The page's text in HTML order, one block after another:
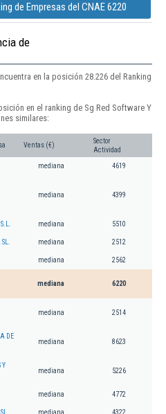
de Empresas del CNAE 6220
de
en la posición 28.226 del Ranking
en el ranking de Sg Red Software Y
similares:
Ventas (€)
Sector
Actividad
mediana 4619
mediana 4399
mediana 5510
mediana 2512
mediana 2562
mediana 6220
mediana 2514
DE
mediana 8623
Y
mediana 5226
mediana 4772